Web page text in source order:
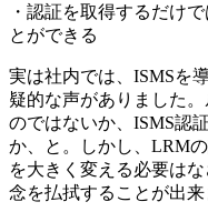
・認証を取得するだけ
とができる
実は社内では、ISMSを
疑的な声がありました
のではないか、ISMS認
か、と。しかし、LRM
を大きく変える必要は
念を払拭することが出来